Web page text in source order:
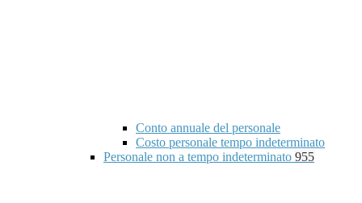
Conto annuale del personale
Costo personale tempo indeterminato
Personale non a tempo indeterminato 955